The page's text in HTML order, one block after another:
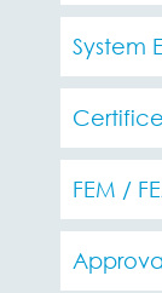
System
FEM /